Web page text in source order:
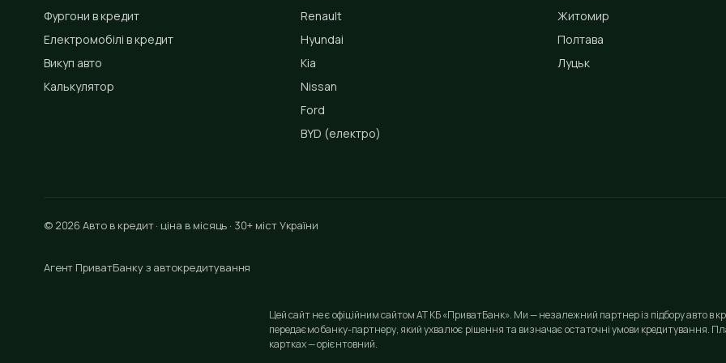
Фургони в кредит
Електромобілі в кредит
Викуп авто
Калькулятор
Renault
Hyundai
Kia
Nissan
Ford
BYD (електро)
Житомир
Полтава
Луцьк
© 2026 Авто в кредит · ціна в місяць · 30+ міст України
Агент ПриватБанку з автокредитування
Цей сайт не є офіційним сайтом АТ КБ «ПриватБанк». Ми — незалежний партнер із підбору авто в
передаємо банку-партнеру, який ухвалює рішення та визначає остаточні умови кредитування.
картках — орієнтовний.